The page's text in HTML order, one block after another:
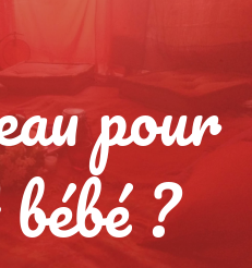
pour
?